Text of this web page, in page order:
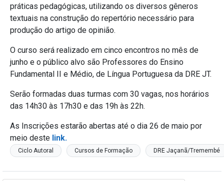
práticas pedagógicas, utilizando os diversos gêneros
textuais na construção do repertório necessário para
produção do artigo de opinião.
O curso será realizado em cinco encontros no mês de
junho e o público alvo são Professores do Ensino
Fundamental II e Médio, de Língua Portuguesa da DRE JT.
Serão formadas duas turmas com 30 vagas, nos horários
das 14h30 às 17h30 e das 19h às 22h.
As Inscrições estarão abertas até o dia 26 de maio por
meio deste link.
Ciclo Autoral Cursos de Formação DRE Jaçanã/Tremembé